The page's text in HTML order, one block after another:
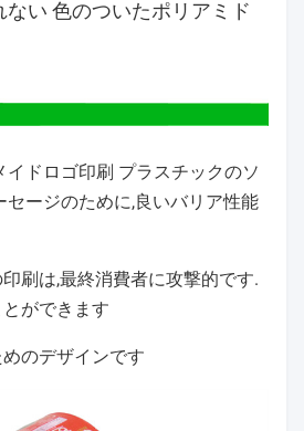
ない 色のついたポリアミド
ドロゴ印刷 プラスチックのソ
セージのために,良いバリア性能
刷は,最終消費者に攻撃的です.
ができます
のデザインです